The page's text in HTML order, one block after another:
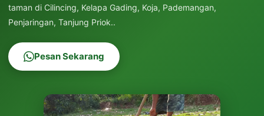
taman di Cilincing, Kelapa Gading, Koja, Pademangan,
Penjaringan, Tanjung Priok..
Pesan Sekarang